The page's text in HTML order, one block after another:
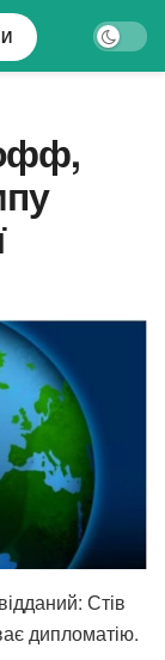
Стів
дипломатію.